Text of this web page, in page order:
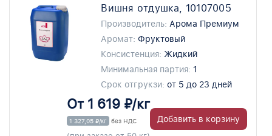
Вишня отдушка, 10107005
Производитель: Арома Премиум
Аромат: Фруктовый
Консистенция: Жидкий
Минимальная партия: 1
Срок отгрукзи: от 5 до 23 дней
От 1 619 ₽/кг
1 327,05 ₽/кг без НДС Добавить в корзину